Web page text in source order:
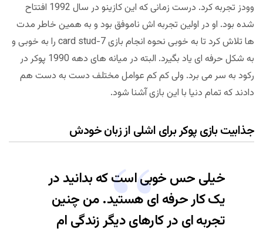
وودز تجربه کرد. درست زمانی که این کازینو در سال 1992 افتتاح
شده بود. او در اولین تجربه اش ناموفق بود و به همین خاطر مدت
ها تلاش کرد تا به خوبی نحوه انجام بازی 7-card stud را به خوبی و
به شکل حرفه ای یاد بگیرد. البته در میانه های دهه 1990 پوکر در
رکود به سر می برد. ولی کم کم عوامل مختلف دست به دست هم
دادند که تمام دنیا با این بازی آشنا شود.
جذابیت بازی پوکر برای اشلی از زبان خودش
خیلی حس خوبی است که بدانید در
یک کار حرفه ای هستید. من چنین
تجربه ای در کارهای دیگر زندگی ام